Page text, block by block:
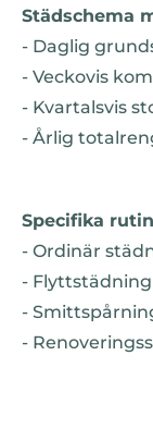
Städschema
- Daglig
- Veckovis
- Kvartalsvis
- Årlig
Specifika
- Ordinär
- Flyttstädning
-
-